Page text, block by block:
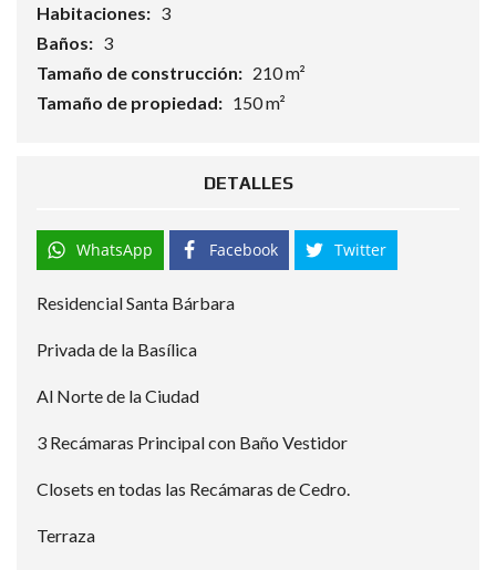
Habitaciones: 3
Baños: 3
Tamaño de construcción: 210 m²
Tamaño de propiedad: 150 m²
DETALLES
WhatsApp Facebook Twitter
Residencial Santa Bárbara
Privada de la Basílica
Al Norte de la Ciudad
3 Recámaras Principal con Baño Vestidor
Closets en todas las Recámaras de Cedro.
Terraza